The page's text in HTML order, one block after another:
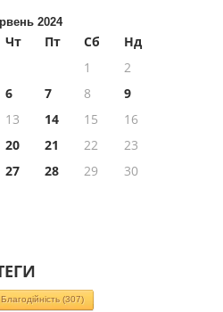
2024
Чт Пт Сб
Нд
1
2
6 7 8
9
13 14 15
16
20 21 22
23
27 28 29
30
Благодійність (307)